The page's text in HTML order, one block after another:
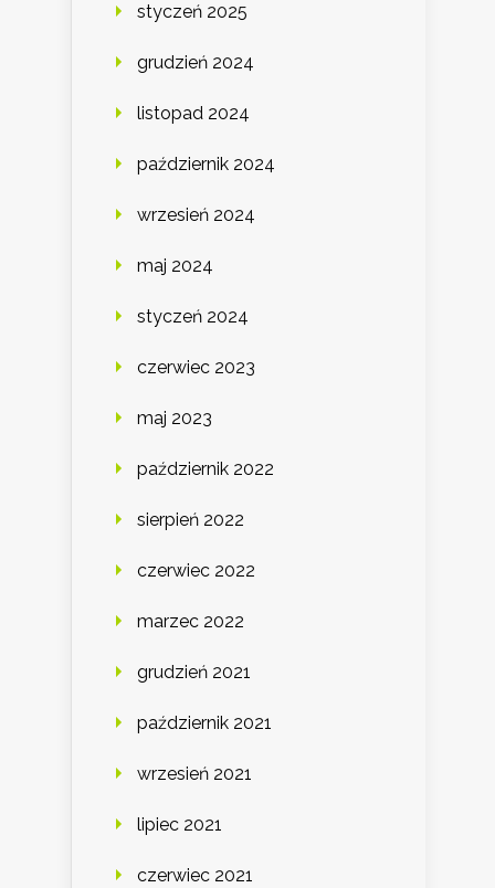
styczeń 2025
grudzień 2024
listopad 2024
październik 2024
wrzesień 2024
maj 2024
styczeń 2024
czerwiec 2023
maj 2023
październik 2022
sierpień 2022
czerwiec 2022
marzec 2022
grudzień 2021
październik 2021
wrzesień 2021
lipiec 2021
czerwiec 2021